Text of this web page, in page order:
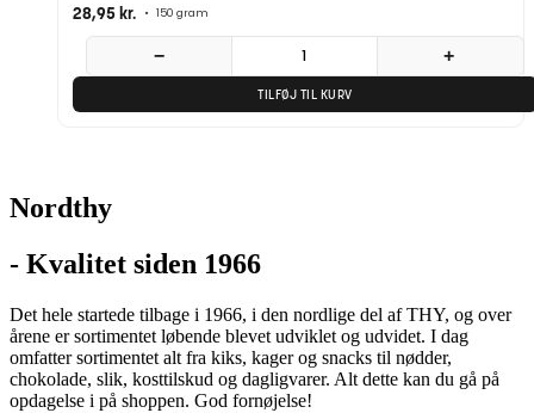
28,95 kr. • 150 gram
− +
TILFØJ TIL KURV
Nordthy
- Kvalitet siden 1966
Det hele startede tilbage i 1966, i den nordlige del af THY, og over
årene er sortimentet løbende blevet udviklet og udvidet. I dag
omfatter sortimentet alt fra kiks, kager og snacks til nødder,
chokolade, slik, kosttilskud og dagligvarer. Alt dette kan du gå på
opdagelse i på shoppen. God fornøjelse!